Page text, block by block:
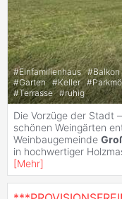
#Einfamilienhaus #Balkon
#Garten #Keller #
#Terrasse #ruhig
Die Vorzüge der Stadt
schönen Weingärten
Weinbaugemeinde
in hochwertiger
[Mehr]